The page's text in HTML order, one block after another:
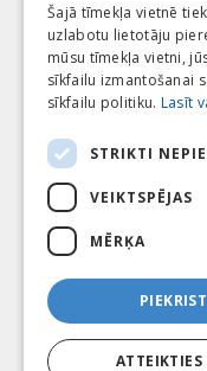
Seko mums
Mēs pieņēmam
Šajā tīmekļa vietnē
uzlabotu lietotāju
mūsu tīmekļa vietni,
sīkfailu izmantošanai
sīkfailu politiku. Lasīt
STRIKTI
VEIKTSPĒJAS
MĒRĶA